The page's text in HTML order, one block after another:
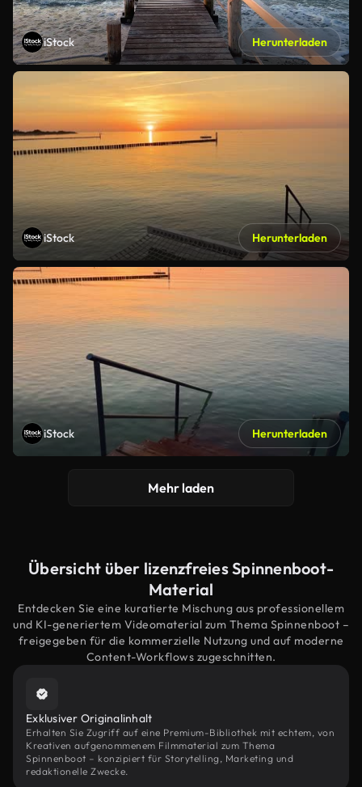
iStock Herunterladen
iStock Herunterladen
iStock Herunterladen
Mehr laden
Übersicht über lizenzfreies Spinnenboot-
Material
Entdecken Sie eine kuratierte Mischung aus professionellem
und KI-generiertem Videomaterial zum Thema Spinnenboot –
freigegeben für die kommerzielle Nutzung und auf moderne
Content-Workflows zugeschnitten.
Exklusiver Originalinhalt
Erhalten Sie Zugriff auf eine Premium-Bibliothek mit echtem, von
Kreativen aufgenommenem Filmmaterial zum Thema
Spinnenboot – konzipiert für Storytelling, Marketing und
redaktionelle Zwecke.